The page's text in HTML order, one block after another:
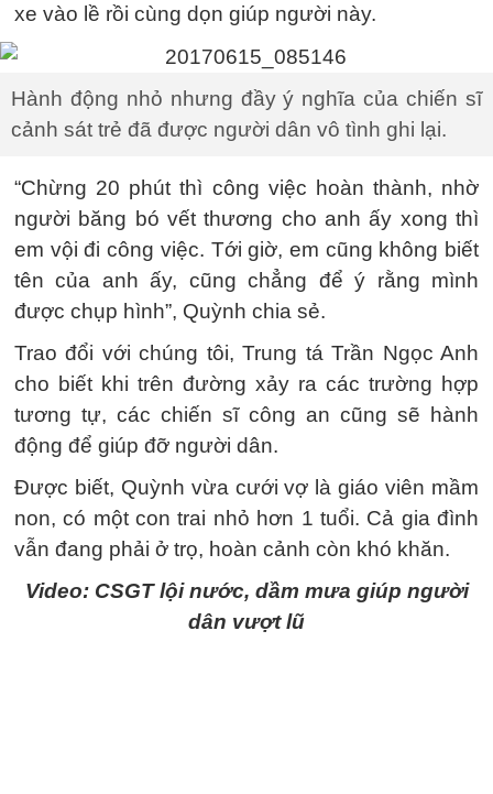
xe vào lề rồi cùng dọn giúp người này.
Hành động nhỏ nhưng đầy ý nghĩa của chiến sĩ
cảnh sát trẻ đã được người dân vô tình ghi lại.
“Chừng 20 phút thì công việc hoàn thành, nhờ
người băng bó vết thương cho anh ấy xong thì
em vội đi công việc. Tới giờ, em cũng không biết
tên của anh ấy, cũng chẳng để ý rằng mình
được chụp hình”, Quỳnh chia sẻ.
Trao đổi với chúng tôi, Trung tá Trần Ngọc Anh
cho biết khi trên đường xảy ra các trường hợp
tương tự, các chiến sĩ công an cũng sẽ hành
động để giúp đỡ người dân.
Được biết, Quỳnh vừa cưới vợ là giáo viên mầm
non, có một con trai nhỏ hơn 1 tuổi. Cả gia đình
vẫn đang phải ở trọ, hoàn cảnh còn khó khăn.
Video: CSGT lội nước, dầm mưa giúp người
dân vượt lũ